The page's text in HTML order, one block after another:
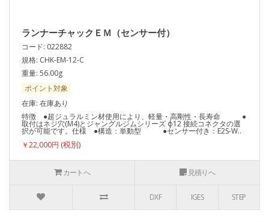
ランナーチャックＥＭ（センサー付）
コード: 022882
規格: CHK-EM-12-C
重量: 56.00g
ポイント対象
在庫: 在庫あり
特徴 ●超ジュラルミン材使用により、軽量・高剛性・長寿命 ●
取付はネジ穴(M4)とジャングルジムシリーズ ф12 接続コネクタの選
択が可能です。仕様 ●構造：単動型 ●センサー付き：E2S-W..
￥22,000円
カートへ 見積りへ
DXF IGES STEP